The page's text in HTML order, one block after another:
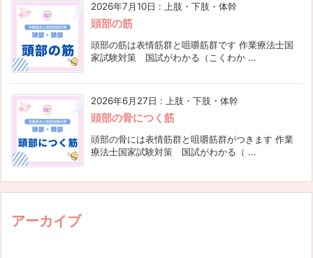
2026年7月10日 : 上肢・下肢・体幹
頭部の筋
頭部の筋は表情筋群と咀嚼筋群です 作業療法士国
家試験対策 国試がわかる（こくわか ...
2026年6月27日 : 上肢・下肢・体幹
頭部の骨につく筋
頭部の骨には表情筋群と咀嚼筋群がつきます 作業
療法士国家試験対策 国試がわかる（ ...
アーカイブ